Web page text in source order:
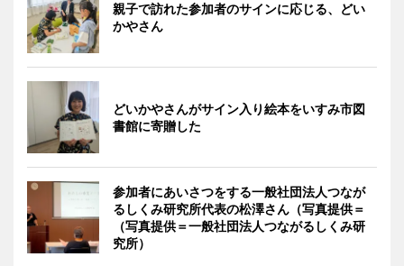
親子で訪れた参加者のサインに応じる、どい
かやさん
どいかやさんがサイン入り絵本をいすみ市図
書館に寄贈した
参加者にあいさつをする一般社団法人つなが
るしくみ研究所代表の松澤さん（写真提供＝
（写真提供＝一般社団法人つながるしくみ研
究所）